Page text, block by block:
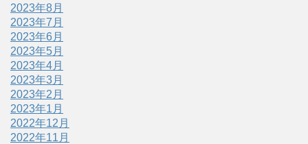
2023年8月
2023年7月
2023年6月
2023年5月
2023年4月
2023年3月
2023年2月
2023年1月
2022年12月
2022年11月